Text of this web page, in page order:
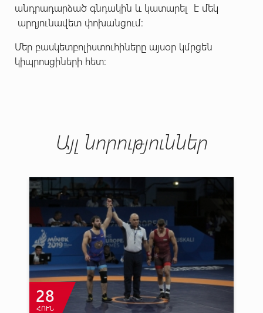
անդրադարձած գնդակին և կատարել է մեկ
արդյունավետ փոխանցում:
Մեր բասկետբոլիստուհիները այսօր կմրցեն
կիպրոսցիների հետ:
Այլ նորություններ
28
ՀՈՒՆ